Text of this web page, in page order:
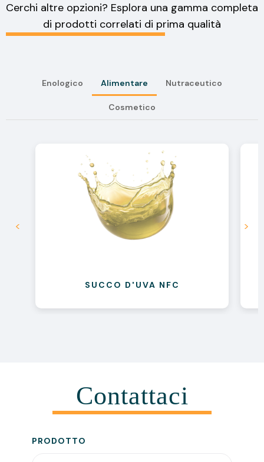
Cerchi altre opzioni? Esplora una gamma completa
di prodotti correlati di prima qualità
Enologico Alimentare Nutraceutico
Cosmetico
<
SUCCO D'UVA NFC
>
Contattaci
PRODOTTO